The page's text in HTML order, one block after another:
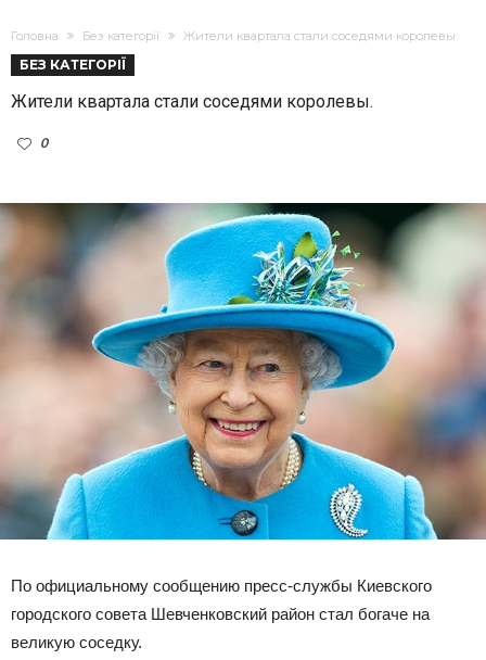
Головна Без категорії Жители квартала стали соседями королевы.
БЕЗ КАТЕГОРІЇ
Жители квартала стали соседями королевы.
0
По официальному сообщению пресс-службы Киевского
городского совета Шевченковский район стал богаче на
великую соседку.